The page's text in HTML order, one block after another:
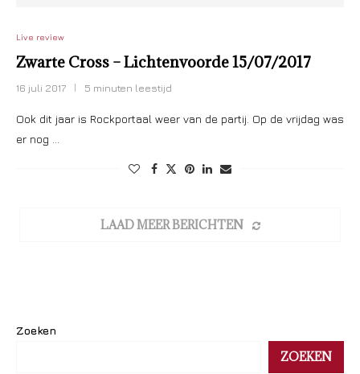
Live review
Zwarte Cross – Lichtenvoorde 15/07/2017
16 juli 2017 5 minuten leestijd
Ook dit jaar is Rockportaal weer van de partij. Op de vrijdag was
er nog …
LAAD MEER BERICHTEN
Zoeken
ZOEKEN